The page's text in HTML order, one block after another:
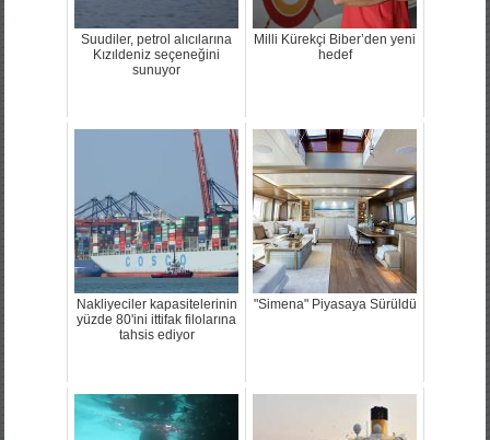
Suudiler, petrol alıcılarına
Kızıldeniz seçeneğini
sunuyor
Milli Kürekçi Biber’den yeni
hedef
Nakliyeciler kapasitelerinin
yüzde 80'ini ittifak filolarına
tahsis ediyor
"Simena" Piyasaya Sürüldü